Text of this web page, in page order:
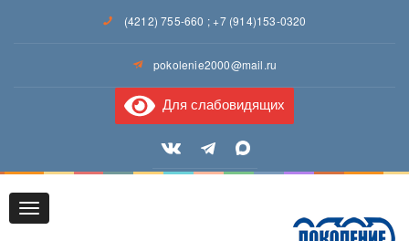
(4212) 755-660 ;+7 (914)153-0320
pokolenie2000@mail.ru
Для слабовидящих